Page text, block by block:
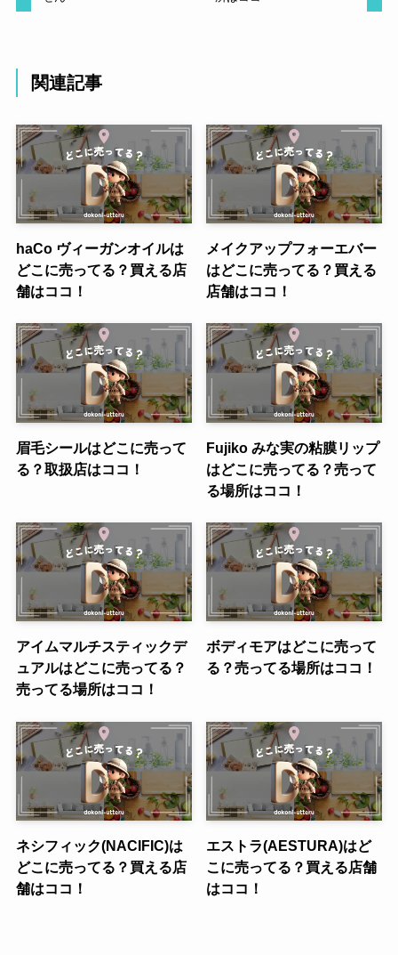
関連記事
haCo ヴィーガンオイルは
どこに売ってる？買える店
舗はココ！
メイクアップフォーエバー
はどこに売ってる？買える
店舗はココ！
眉毛シールはどこに売って
る？取扱店はココ！
Fujiko みな実の粘膜リップ
はどこに売ってる？売って
る場所はココ！
アイムマルチスティックデ
ュアルはどこに売ってる？
売ってる場所はココ！
ボディモアはどこに売って
る？売ってる場所はココ！
ネシフィック(NACIFIC)は
どこに売ってる？買える店
舗はココ！
エストラ(AESTURA)はど
こに売ってる？買える店舗
はココ！